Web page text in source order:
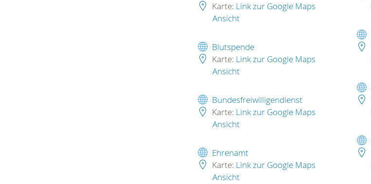
Karte: Link zur Google Maps
Ansicht
Blutspende
Karte: Link zur Google Maps
Ansicht
Bundesfreiwilligendienst
Karte: Link zur Google Maps
Ansicht
Ehrenamt
Karte: Link zur Google Maps
Ansicht